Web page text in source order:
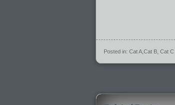
Posted in: Cat A Cat B Cat C